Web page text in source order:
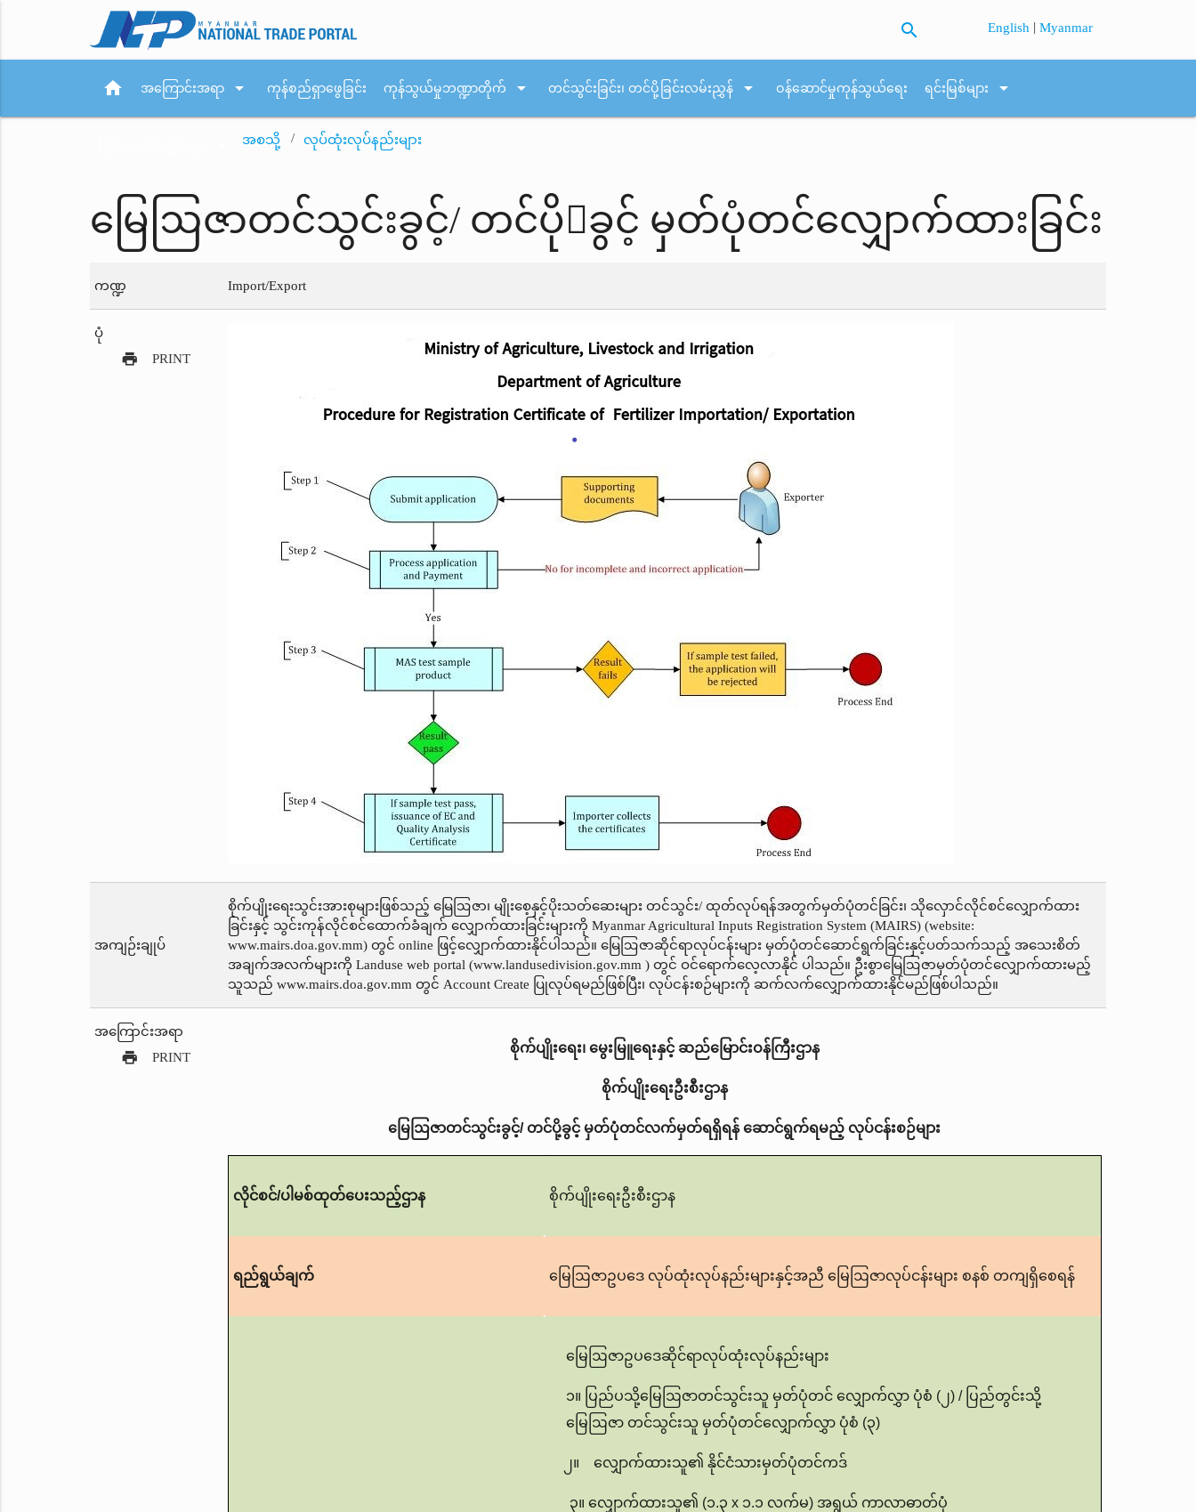
search English |Myanmar
home အကြောင်းအရာ arrow_drop_down ကုန်စည်ရှာဖွေခြင်း ကုန်သွယ်မှုဘဏ္ဍာတိုက် arrow_drop_down တင်သွင်းခြင်း၊ တင်ပို့ခြင်းလမ်းညွှန် arrow_drop_down ဝန်ဆောင်မှုကုန်သွယ်ရေး ရင်းမြစ်များ arrow_drop_down
အစသို့ လုပ်ထုံးလုပ်နည်းများ
မြေဩဇာတင်သွင်းခွင့်/ တင်ပိုခွင့် မှတ်ပုံတင်လျှောက်ထားခြင်း
ကဏ္ဍ Import/Export
ပုံ
print PRINT
အကျဉ်းချုပ်
စိုက်ပျိုးရေးသွင်းအားစုများဖြစ်သည့် မြေဩဇာ၊ မျိုးစေ့နှင့်ပိုးသတ်ဆေးများ တင်သွင်း/ ထုတ်လုပ်ရန်အတွက်မှတ်ပုံတင်ခြင်း၊ သိုလှောင်လိုင်စင်လျှောက်ထား
ခြင်းနှင့် သွင်းကုန်လိုင်စင်ထောက်ခံချက်‌ လျှောက်ထားခြင်းများကို Myanmar Agricultural Inputs Registration System (MAIRS) (website:
www.mairs.doa.gov.mm) တွင် online ဖြင့်လျှောက်ထားနိုင်ပါသည်။ မြေဩဇာဆိုင်ရာလုပ်ငန်းများ မှတ်ပုံတင်ဆောင်ရွက်ခြင်းနှင့်ပတ်သက်သည့် အသေးစိတ်
အချက်အလက်များကို Landuse web portal (www.landusedivision.gov.mm ) တွင် ဝင်ရောက်လေ့လာနိုင် ပါသည်။ ဦးစွာမြေဩဇာမှတ်ပုံတင်‌လျှောက်ထားမည့်
သူသည် www.mairs.doa.gov.mm တွင် Account Create ပြုလုပ်ရမည်ဖြစ်ပြီး၊ လုပ်ငန်းစဉ်များကို ဆက်လက်လျှောက်ထားနိုင်မည်ဖြစ်ပါသည်။
အကြောင်းအရာ
print PRINT
စိုက်ပျိုးရေး၊ မွေးမြူရေးနှင့် ဆည်မြောင်းဝန်ကြီးဌာန
စိုက်ပျိုးရေးဦးစီးဌာန
မြေဩဇာတင်သွင်းခွင့်/ တင်ပို့ခွင့် မှတ်ပုံတင်လက်မှတ်ရရှိရန် ဆောင်ရွက်ရမည့် လုပ်ငန်းစဉ်များ
လိုင်စင်/ပါမစ်ထုတ်ပေးသည့်ဌာန စိုက်ပျိုးရေးဦးစီးဌာန
ရည်ရွယ်ချက် မြေဩဇာဥပဒေ လုပ်ထုံးလုပ်နည်းများနှင့်အညီ မြေဩဇာလုပ်ငန်းများ စနစ် တကျရှိစေရန်
မြေဩဇာဥပဒေဆိုင်ရာလုပ်ထုံးလုပ်နည်းများ
၁။ ပြည်ပသို့မြေဩဇာတင်သွင်းသူ မှတ်ပုံတင် လျှောက်လွှာ ပုံစံ (၂) / ပြည်တွင်းသို့
မြေဩဇာ တင်သွင်းသူ မှတ်ပုံတင်လျှောက်လွှာ ပုံစံ (၃)
၂။ လျှောက်ထားသူ၏ နိုင်ငံသားမှတ်ပုံတင်ကဒ်
၃။ လျှောက်ထားသူ၏ (၁.၃ x ၁.၁ လက်မ) အရွယ် ကာလာဓာတ်ပုံ